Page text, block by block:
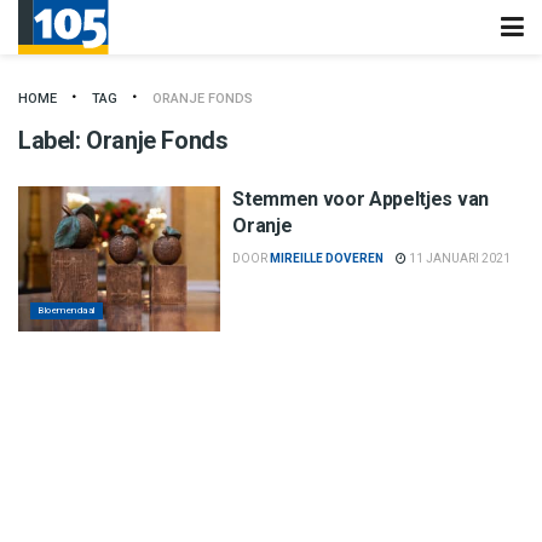
HOME TAG ORANJE FONDS
Label: Oranje Fonds
Bloemendaal
Stemmen voor Appeltjes van
Oranje
DOOR MIREILLE DOVEREN 11 JANUARI 2021